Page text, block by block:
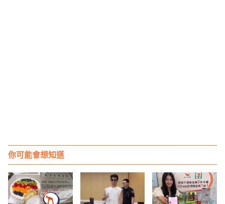
你可能會想知道